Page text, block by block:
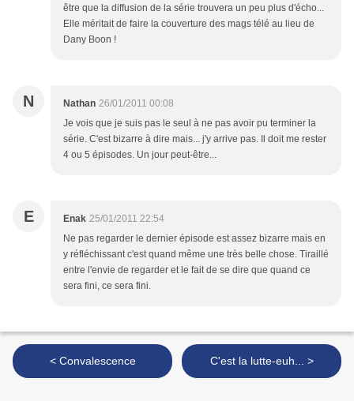
être que la diffusion de la série trouvera un peu plus d'écho...
Elle méritait de faire la couverture des mags télé au lieu de
Dany Boon !
N Nathan 26/01/2011 00:08
Je vois que je suis pas le seul à ne pas avoir pu terminer la
série. C'est bizarre à dire mais... j'y arrive pas. Il doit me rester
4 ou 5 épisodes. Un jour peut-être...
E Enak 25/01/2011 22:54
Ne pas regarder le dernier épisode est assez bizarre mais en
y réfléchissant c'est quand même une très belle chose. Tiraillé
entre l'envie de regarder et le fait de se dire que quand ce
sera fini, ce sera fini.
< Convalescence C'est la lutte-euh... >